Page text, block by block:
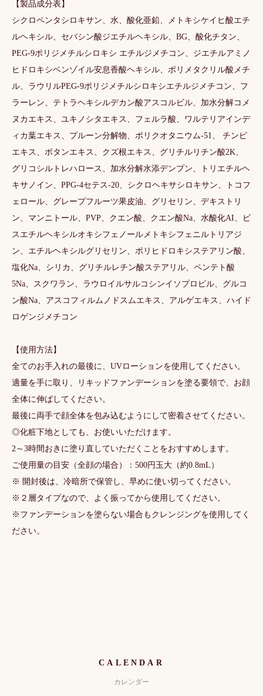
【製品成分表】
シクロペンタシロキサン、水、酸化亜鉛、メトキシケイヒ酸エチ
ルヘキシル、セバシン酸ジエチルヘキシル、BG、酸化チタン、
PEG-9ポリジメチルシロキシ エチルジメチコン、ジエチルアミノ
ヒドロキシベンゾイル安息香酸ヘキシル、ポリメタクリル酸メチ
ル、ラウリルPEG-9ポリジメチルシロキシエチルジメチコン、フ
ラーレン、テトラヘキシルデカン酸アスコルビル、加水分解コメ
ヌカエキス、ユキノシタエキス、フェルラ酸、ワルテリアインデ
ィカ葉エキス、プルーン分解物、ポリクオタニウム-51、 チンピ
エキス、ボタンエキス、クズ根エキス、グリチルリチン酸2K、
グリコシルトレハロース、加水分解水添デンプン、トリエチルヘ
キサノイン、PPG-4セテス-20、シクロヘキサシロキサン、トコフ
ェロール、グレープフルーツ果皮油、グリセリン、デキストリ
ン、マンニトール、PVP、クエン酸、クエン酸Na、水酸化AI、ビ
スエチルヘキシルオキシフェノールメトキシフェニルトリアジ
ン、エチルヘキシルグリセリン、ポリヒドロキシステアリン酸、
塩化Na、シリカ、グリチルレチン酸ステアリル、ペンテト酸
5Na、スクワラン、ラウロイルサルコシンイソプロピル、グルコ
ン酸Na、アスコフィルムノドスムエキス、アルゲエキス、ハイド
ロゲンジメチコン
【使用方法】
全てのお手入れの最後に、UVローションを使用してください。
適量を手に取り、リキッドファンデーションを塗る要領で、お顔
全体に伸ばしてください。
最後に両手で顔全体を包み込むようにして密着させてください。
◎化粧下地としても、お使いいただけます。
2～3時間おきに塗り直していただくことをおすすめします。
ご使用量の目安（全顔の場合）：500円玉大（約0.8mL）
※ 開封後は、冷暗所で保管し、早めに使い切ってください。
※２層タイプなので、よく振ってから使用してください。
※ファンデーションを塗らない場合もクレンジングを使用してく
ださい。
CALENDAR
カレンダー